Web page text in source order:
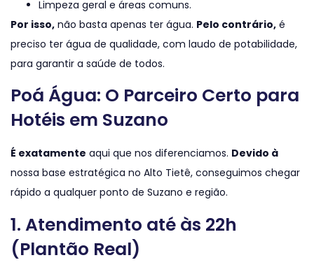
Limpeza geral e áreas comuns.
Por isso, não basta apenas ter água. Pelo contrário, é
preciso ter água de qualidade, com laudo de potabilidade,
para garantir a saúde de todos.
Poá Água: O Parceiro Certo para
Hotéis em Suzano
É exatamente aqui que nos diferenciamos. Devido à
nossa base estratégica no Alto Tietê, conseguimos chegar
rápido a qualquer ponto de Suzano e região.
1. Atendimento até às 22h
(Plantão Real)